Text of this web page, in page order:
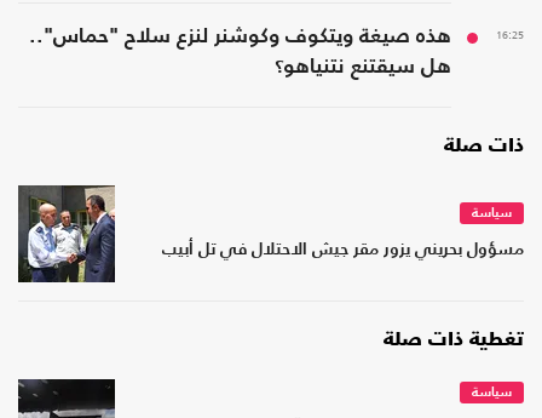
16:25
هذه صيغة ويتكوف وكوشنر لنزع سلاح "حماس"..
هل سيقتنع نتنياهو؟
ذات صلة
سياسة
مسؤول بحريني يزور مقر جيش الاحتلال في تل أبيب
تغطية ذات صلة
سياسة